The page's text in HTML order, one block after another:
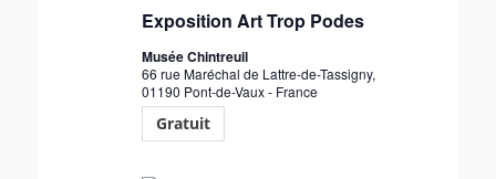
Exposition Art Trop Podes
Musée Chintreuil
66 rue Maréchal de Lattre-de-Tassigny,
01190 Pont-de-Vaux - France
Gratuit